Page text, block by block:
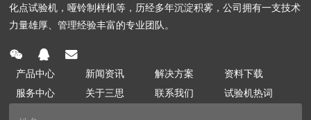
化点试验机，哑铃制样机等，历经多年沉淀积雾，公司拥有一支技术
力量雄厚、管理经验丰富的专业团队。
产品中心 新闻资讯 解决方案
资料下载
服务中心
关于三思 联系我们 试验机热词